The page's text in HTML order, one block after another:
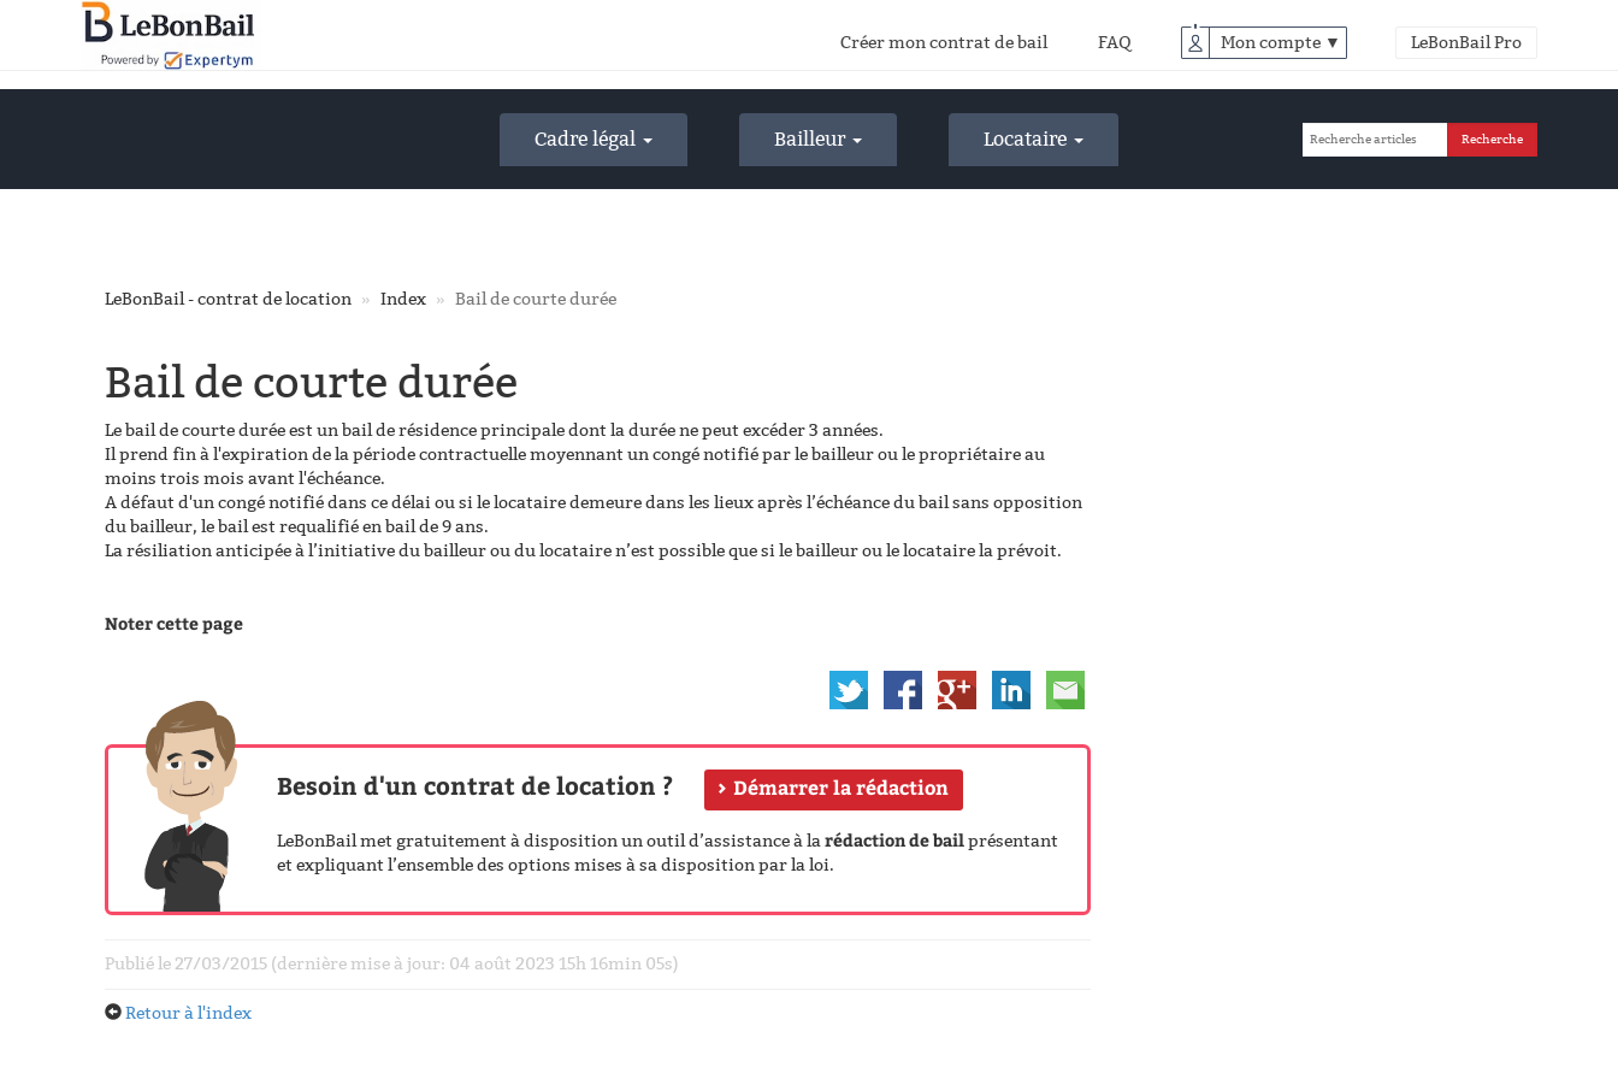
Créer mon contrat de bail FAQ Mon compte ▼ LeBonBail Pro
Cadre légal Bailleur Locataire
LeBonBail - contrat de location Index Bail de courte durée
Bail de courte durée
Le bail de courte durée est un bail de résidence principale dont la durée ne peut excéder 3 années.
Il prend fin à l'expiration de la période contractuelle moyennant un congé notifié par le bailleur ou le propriétaire au
moins trois mois avant l'échéance.
A défaut d'un congé notifié dans ce délai ou si le locataire demeure dans les lieux après l’échéance du bail sans opposition
du bailleur, le bail est requalifié en bail de 9 ans.
La résiliation anticipée à l’initiative du bailleur ou du locataire n’est possible que si le bailleur ou le locataire la prévoit.
Noter cette page
Besoin d'un contrat de location ? Démarrer la rédaction
LeBonBail met gratuitement à disposition un outil d’assistance à larédaction de bailprésentant
et expliquant l’ensemble des options mises à sa disposition par la loi.
Publié le 27/03/2015 (dernière mise à jour: 04 août 2023 15h 16min 05s)
Retour à l'index